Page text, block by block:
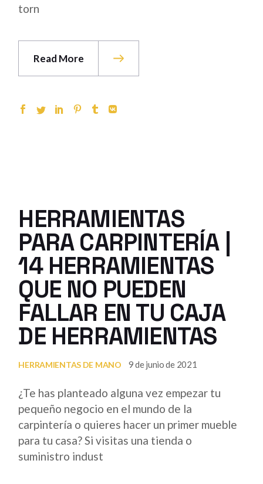
torn
Read More
HERRAMIENTAS
PARA CARPINTERÍA |
14 HERRAMIENTAS
QUE NO PUEDEN
FALLAR EN TU CAJA
DE HERRAMIENTAS
HERRAMIENTAS DE MANO 9 de junio de 2021
¿Te has planteado alguna vez empezar tu
pequeño negocio en el mundo de la
carpintería o quieres hacer un primer mueble
para tu casa? Si visitas una tienda o
suministro indust